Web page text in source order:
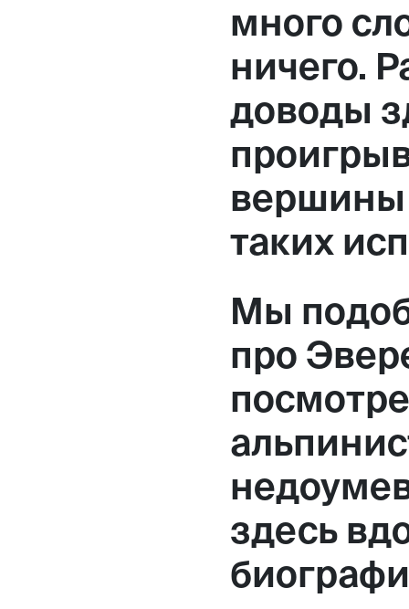
много
ничего.
доводы
вершины
таких
Мы
про
здесь